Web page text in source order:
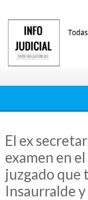
contenido
El ex
examen en
juzgado que
Insaurralde